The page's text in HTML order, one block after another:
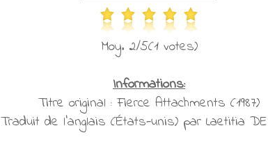
Moy. 2/5(1 votes)
Informations:
Titre original : Fierce Attachments (1987)
Traduit de l'anglais (États-unis) par Laetitia